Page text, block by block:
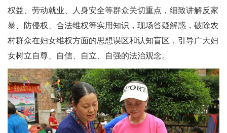
权益、劳动就业、人身安全等群众关切重点，细致讲解反家
暴、防侵权、合法维权等实用知识，现场答疑解惑，破除农
村群众在妇女维权方面的思想误区和认知盲区，引导广大妇
女树立自尊、自信、自立、自强的法治观念。